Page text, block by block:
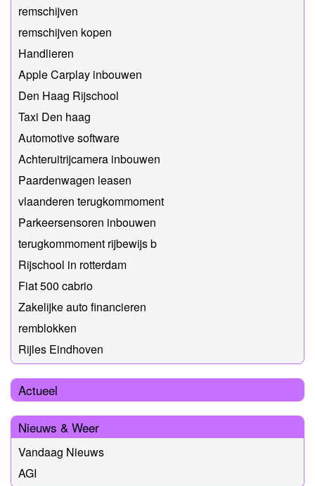
remschijven
remschijven kopen
Handlieren
Apple Carplay inbouwen
Den Haag Rijschool
Taxi Den haag
Automotive software
Achteruitrijcamera inbouwen
Paardenwagen leasen
vlaanderen terugkommoment
Parkeersensoren inbouwen
terugkommoment rijbewijs b
Rijschool in rotterdam
Fiat 500 cabrio
Zakelijke auto financieren
remblokken
Rijles Eindhoven
Actueel
Nieuws & Weer
Vandaag Nieuws
AGI